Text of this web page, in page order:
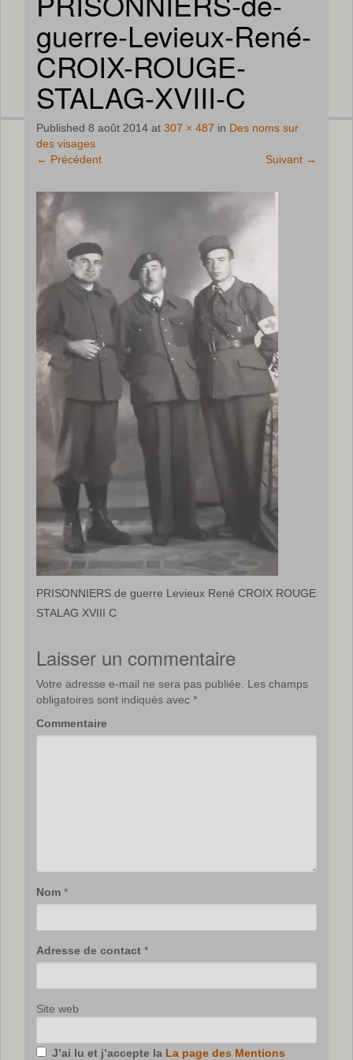
guerre-Levieux-René-
CROIX-ROUGE-
STALAG-XVIII-C
Published 8 août 2014 at 307 × 487 in Des noms sur
des visages
← Précédent Suivant →
PRISONNIERS de guerre Levieux René CROIX ROUGE
STALAG XVIII C
Laisser un commentaire
Votre adresse e-mail ne sera pas publiée.
Les champs
obligatoires sont indiqués avec *
Commentaire
Nom *
Adresse de contact *
Site web
J’ai lu et j’accepte la La page des Mentions